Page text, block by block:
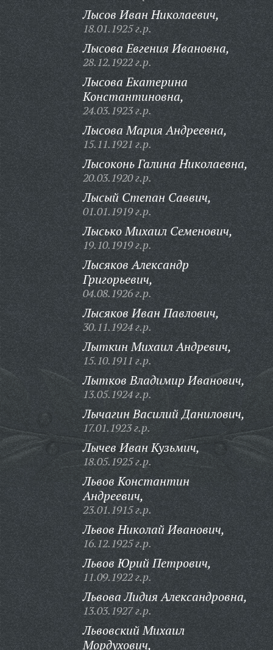
Лысов Иван Николаевич,
18.01.1925 г.р.
Лысова Евгения Ивановна,
28.12.1922 г.р.
Лысова Екатерина
Константиновна,
24.03.1923 г.р.
Лысова Мария Андреевна,
15.11.1921 г.р.
Лысоконь Галина Николаевна,
20.03.1920 г.р.
Лысый Степан Саввич,
01.01.1919 г.р.
Лысько Михаил Семенович,
19.10.1919 г.р.
Лысяков Александр
Григорьевич,
04.08.1926 г.р.
Лысяков Иван Павлович,
30.11.1924 г.р.
Лыткин Михаил Андревич,
15.10.1911 г.р.
Лытков Владимир Иванович,
13.05.1924 г.р.
Лычагин Василий Данилович,
17.01.1923 г.р.
Лычев Иван Кузьмич,
18.05.1925 г.р.
Львов Константин
Андреевич,
23.01.1915 г.р.
Львов Николай Иванович,
16.12.1925 г.р.
Львов Юрий Петрович,
11.09.1922 г.р.
Львова Лидия Александровна,
13.03.1927 г.р.
Львовский Михаил
Мордухович,